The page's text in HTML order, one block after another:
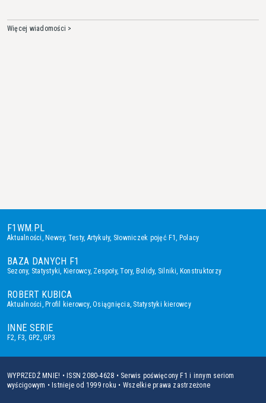
Więcej wiadomości >
F1WM.PL
Aktualności, Newsy, Testy, Artykuły, Słowniczek pojęć F1, Polacy
BAZA DANYCH F1
Sezony, Statystyki, Kierowcy, Zespoły,Tory, Bolidy, Silniki, Konstruktorzy
ROBERT KUBICA
Aktualności, Profil kierowcy,Osiągnięcia, Statystyki kierowcy
INNE SERIE
F2, F3, GP2,GP3
WYPRZEDŹ MNIE! • ISSN 2080-4628 • Serwis poświęcony F1 i innym seriom
wyścigowym • Istnieje od 1999 roku • Wszelkie prawa zastrzeżone